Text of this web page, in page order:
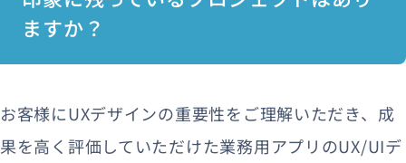
ますか？
お客様にUXデザインの重要性をご理解いただき、成
果を高く評価していただけた業務用アプリのUX/UIデ